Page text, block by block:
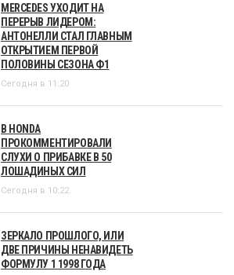
MERCEDES УХОДИТ НА
ПЕРЕРЫВ ЛИДЕРОМ:
АНТОНЕЛЛИ СТАЛ ГЛАВНЫМ
ОТКРЫТИЕМ ПЕРВОЙ
ПОЛОВИНЫ СЕЗОНА Ф1
Сегодня в 11:20
В HONDA
ПРОКОММЕНТИРОВАЛИ
СЛУХИ О ПРИБАВКЕ В 50
ЛОШАДИНЫХ СИЛ
Сегодня в 10:22
ЗЕРКАЛО ПРОШЛОГО, ИЛИ
ДВЕ ПРИЧИНЫ НЕНАВИДЕТЬ
ФОРМУЛУ 1 1998 ГОДА